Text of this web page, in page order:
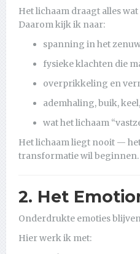
Het lichaam draagt alles
Daarom kijk ik naar:
spanning in het
fysieke klachten die
overprikkeling en
ademhaling, buik,
wat het lichaam
Het lichaam liegt nooit —
transformatie wil beginnen.
2. Het
Onderdrukte emoties
Hier werk ik met: